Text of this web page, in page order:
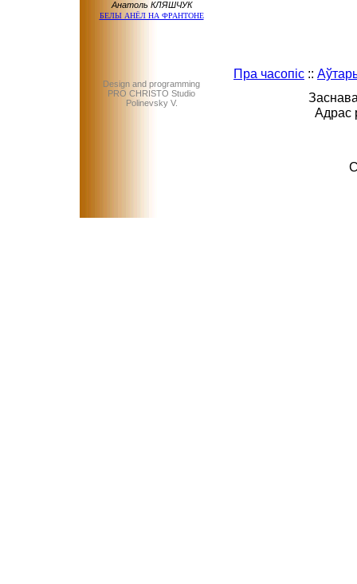
Анатоль КЛЯШЧУК
БЕЛЫ АНЁЛ НА ФРАНТОНЕ
Design and programming
PRO CHRISTO Studio
Polinevsky V.
Пра часопіс ::
Адрас